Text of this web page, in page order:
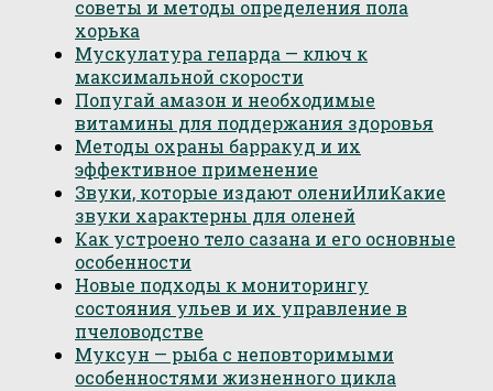
советы и методы определения пола
хорька
Мускулатура гепарда — ключ к
максимальной скорости
Попугай амазон и необходимые
витамины для поддержания здоровья
Методы охраны барракуд и их
эффективное применение
Звуки, которые издают олениИлиКакие
звуки характерны для оленей
Как устроено тело сазана и его основные
особенности
Новые подходы к мониторингу
состояния ульев и их управление в
пчеловодстве
Муксун — рыба с неповторимыми
особенностями жизненного цикла